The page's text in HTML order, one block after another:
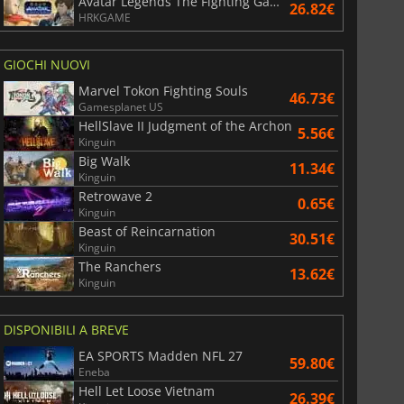
WARHAMMER 3 Lies Of P
HRKGAME 26.82€
GIOCHI NUOVI
Marvel Tokon Fighting Souls
Gamesplanet US 46.73€
HellSlave II Judgment of the Archon
Kinguin 5.56€
Big Walk
Kinguin 11.34€
Retrowave 2
Kinguin 0.65€
Beast of Reincarnation
Kinguin 30.51€
The Ranchers
Kinguin 13.62€
DISPONIBILI A BREVE
EA SPORTS Madden NFL 27
Eneba 59.80€
Hell Let Loose Vietnam 26.39€